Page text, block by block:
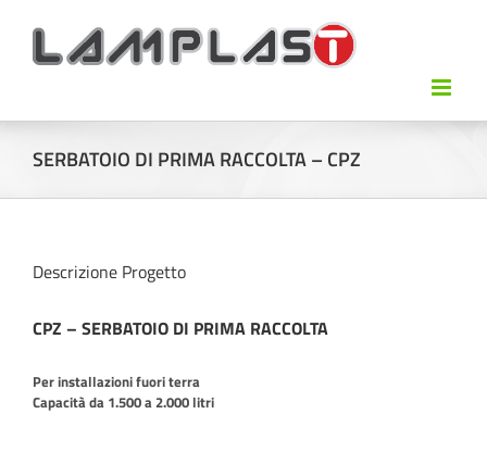
SERBATOIO DI PRIMA RACCOLTA – CPZ
Descrizione Progetto
CPZ – SERBATOIO DI PRIMA RACCOLTA
Per installazioni fuori terra
Capacità da 1.500 a 2.000 litri